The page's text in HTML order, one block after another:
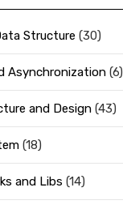
Structure (30)
Asynchronization (6)
and Design (43)
(18)
and Libs (14)